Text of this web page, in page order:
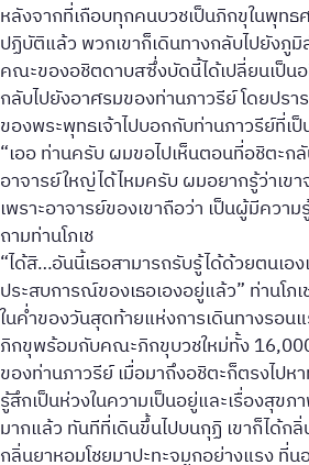
หลังจากที่เกือบทุกคนบวชเป็นภิกขุในพุทธ
ปฏิบัติแล้ว พวกเขาก็เดินทางกลับไปยังภูมิ
คณะของอชิตดาบสซึ่งบัดนี้ได้เปลี่ยนเป็น
กลับไปยังอาศรมของท่านภาวรีย์ โดยปรา
ของพระพุทธเจ้าไปบอกกับท่านภาวรีย์ที่เ
“เออ ท่านครับ ผมขอไปเห็นตอนที่อชิตะก
อาจารย์ใหญ่ได้ไหมครับ ผมอยากรู้ว่าเขา
เพราะอาจารย์ของเขาถือว่า เป็นผู้มีควา
ถามท่านโภเช
“ได้สิ…อันนี้เธอสามารถรับรู้ได้ด้วยตนเอง
ประสบการณ์ของเธอเองอยู่แล้ว” ท่านโภ
ในค่ำของวันสุดท้ายแห่งการเดินทางรอน
ภิกขุพร้อมกับคณะภิกขุบวชใหม่ทั้ง
ของท่านภาวรีย์ เมื่อมาถึงอชิตะก็ตรงไปหา
รู้สึกเป็นห่วงในความเป็นอยู่และเรื่องสุข
มากแล้ว ทันทีที่เดินขึ้นไปบนกุฏิ เขาก็ได้
กลิ่นยาหอมโชยมาปะทะจมูกอย่างแรง ที่